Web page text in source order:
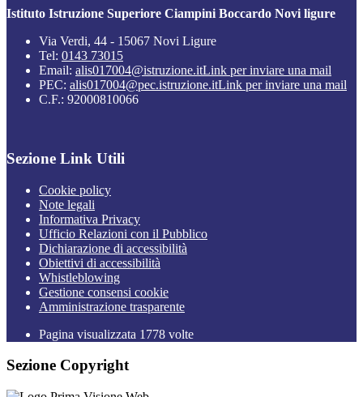
Istituto Istruzione Superiore Ciampini Boccardo Novi ligure
Via Verdi, 44 - 15067 Novi Ligure
Tel: 0143 73015
Email: alis017004@istruzione.itLink per inviare una mail
PEC: alis017004@pec.istruzione.itLink per inviare una mail
C.F.: 92000810066
Sezione Link Utili
Cookie policy
Note legali
Informativa Privacy
Ufficio Relazioni con il Pubblico
Dichiarazione di accessibilità
Obiettivi di accessibilità
Whistleblowing
Gestione consensi cookie
Amministrazione trasparente
Pagina visualizzata 1778 volte
Sezione Copyright